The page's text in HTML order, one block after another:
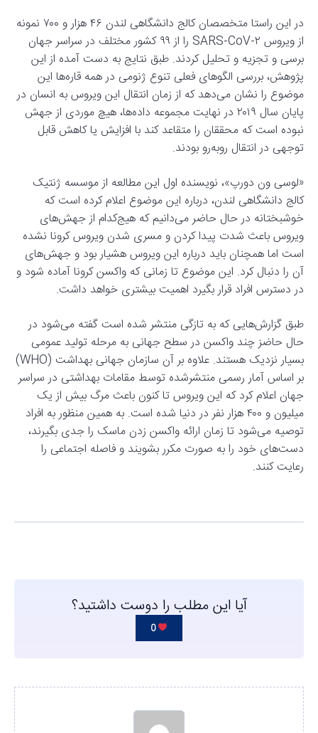
در این راستا متخصصان کالج دانشگاهی لندن ۴۶ هزار و ۷۰۰ نمونه
از ویروس SARS-CoV-۲ را از ۹۹ کشور مختلف در سراسر جهان
برسی و تجزیه و تحلیل کردند. طبق نتایج به دست آمده از این
پژوهش، بررسی الگوهای فعلی تنوع ژنومی در همه قاره‌ها این
موضوع را نشان می‌دهد که از زمان انتقال این ویروس به انسان در
پایان سال ۲۰۱۹ در نهایت مجموعه داده‌ها، هیچ موردی از جهش
نبوده است که محققان را متقاعد کند با افزایش یا کاهش قابل
توجهی در انتقال روبه‌رو بودند.
«لوسی ون دورپ»، نویسنده اول این مطالعه از موسسه ژنتیک
کالج دانشگاهی لندن، درباره این موضوع اعلام کرده است که
خوشبختانه در حال حاضر می‌دانیم که هیج‌کدام از جهش‌های
ویروس باعث شدت پیدا کردن و مسری شدن ویروس کرونا نشده
است اما همچنان باید درباره این ویروس هشیار بود و جهش‌های
آن را دنبال کرد. این موضوع تا زمانی که واکسن کرونا آماده شود و
در دسترس افراد قرار بگیرد اهمیت بیشتری خواهد داشت.
طبق گزارش‌هایی که به تازگی منتشر شده است گفته می‌شود در
حال حاضز چند واکسن در سطح جهانی به مرحله تولید عمومی
بسیار نزدیک هستند. علاوه بر آن سازمان جهانی بهداشت (WHO)
بر اساس آمار رسمی منتشرشده توسط مقامات بهداشتی در سراسر
جهان اعلام کرد که این ویروس تا کنون باعث مرگ بیش از یک
میلیون و ۴۰۰ هزار نفر در دنیا شده است. به همین منظور به افراد
توصیه می‌شود تا زمان ارائه واکسن زدن ماسک را جدی بگیرند،
دست‌های خود را به صورت مکرر بشویند و فاصله اجتماعی را
رعایت کنند.
آیا این مطلب را دوست داشتید؟
0